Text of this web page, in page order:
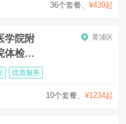
36个套餐、 ¥439起
学院附
体检中
黄浦区
优质服务
10个套餐、 ¥1234起